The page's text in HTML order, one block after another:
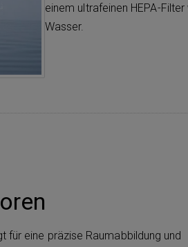
einem ultrafeinen HEPA-
Wasser.
für eine präzise Raumabbildung und